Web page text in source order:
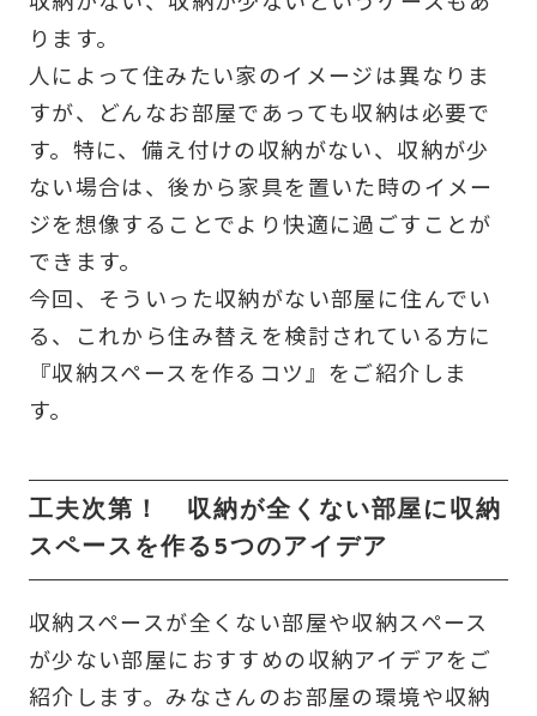
ります。
人によって住みたい家のイメージは異なりま
すが、どんなお部屋であっても収納は必要で
す。特に、備え付けの収納がない、収納が少
ない場合は、後から家具を置いた時のイメー
ジを想像することでより快適に過ごすことが
できます。
今回、そういった収納がない部屋に住んでい
る、これから住み替えを検討されている方に
『収納スペースを作るコツ』をご紹介しま
す。
工夫次第！ 収納が全くない部屋に収納
スペースを作る5つのアイデア
収納スペースが全くない部屋や収納スペース
が少ない部屋におすすめの収納アイデアをご
紹介します。みなさんのお部屋の環境や収納